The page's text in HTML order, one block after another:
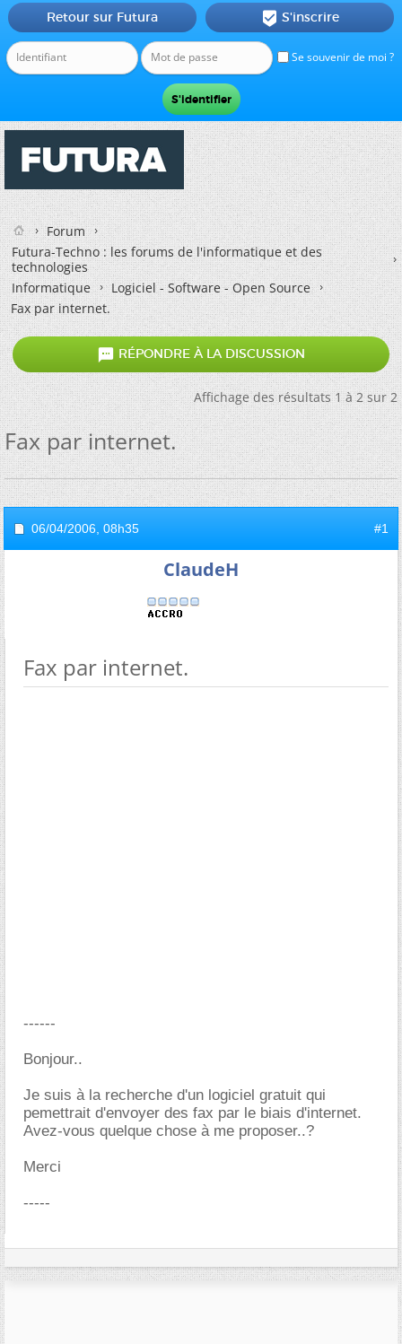
Se souvenir de moi ?
Retour sur Futura  S'inscrire
Forum
Futura-Techno : les forums de l'informatique et des
technologies
Informatique
Logiciel - Software - Open Source
Fax par internet.
 RÉPONDRE À LA DISCUSSION
Affichage des résultats 1 à 2 sur 2
Fax par internet.
06/04/2006, 08h35 #1
ClaudeH
Fax par internet.
------
Bonjour..
Je suis à la recherche d'un logiciel gratuit qui
pemettrait d'envoyer des fax par le biais d'internet.
Avez-vous quelque chose à me proposer..?
Merci
-----